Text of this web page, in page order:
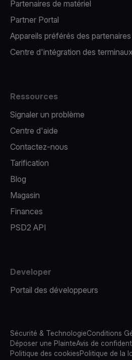
Partenaires de matériel
Partner Portal
Appareils préférés des
Centre d'intégration des
Ressources
Signaler un problème
Centre d'aide
Contactez-nous
Tarification
Blog
Magasin
Finances
PSD2 API
Developer
Portail des développeurs
Sécurité & TechnologieConditions
Déposer une PlainteAvis de
Politique des cookiesPolitique de la